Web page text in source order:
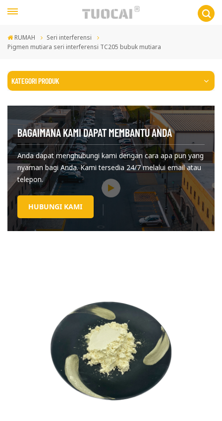
RUMAH
Seri interferensi
Pigmen mutiara seri interferensi TC205 bubuk mutiara
KATEGORI PRODUK
BAGAIMANA KAMI DAPAT MEMBANTU ANDA
Anda dapat menghubungi kami dengan cara apa pun yang
nyaman bagi Anda. Kami tersedia 24/7 melalui email atau
telepon.
HUBUNGI KAMI